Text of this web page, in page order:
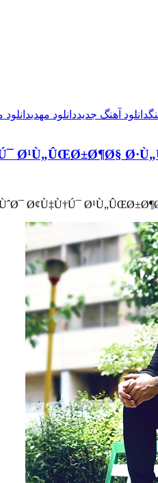
دانلود آهنگ جدیددانلود مهدیدانلود
Ø¹Ù„ÛŒØ±Ø¶Ø§
Ø¢Ù‡Ù†Ú¯